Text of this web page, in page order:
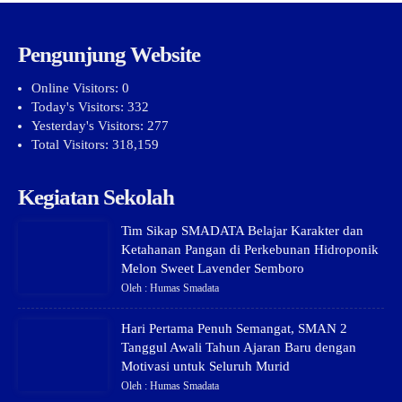
Pengunjung Website
Online Visitors: 0
Today's Visitors: 332
Yesterday's Visitors: 277
Total Visitors: 318,159
Kegiatan Sekolah
Tim Sikap SMADATA Belajar Karakter dan
Ketahanan Pangan di Perkebunan Hidroponik
Melon Sweet Lavender Semboro
Oleh : Humas Smadata
Hari Pertama Penuh Semangat, SMAN 2
Tanggul Awali Tahun Ajaran Baru dengan
Motivasi untuk Seluruh Murid
Oleh : Humas Smadata